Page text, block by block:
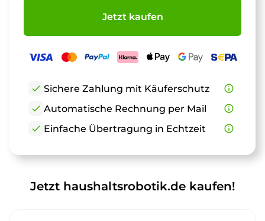
Jetzt kaufen
check Sichere Zahlung mit Käuferschutz
info_outline
check Automatische Rechnung per Mail
info_outline
check Einfache Übertragung in Echtzeit info_outline
Jetzt haushaltsrobotik.de kaufen!